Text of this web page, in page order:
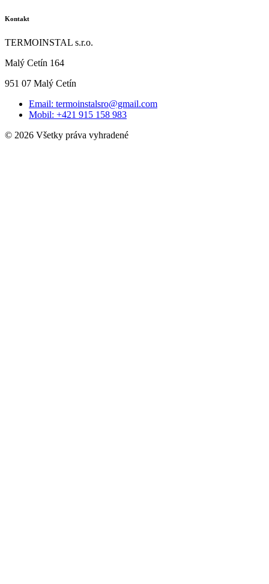
Kontakt
TERMOINSTAL s.r.o.
Malý Cetín 164
951 07 Malý Cetín
Email: termoinstalsro@gmail.com
Mobil: +421 915 158 983
© 2026 Všetky práva vyhradené